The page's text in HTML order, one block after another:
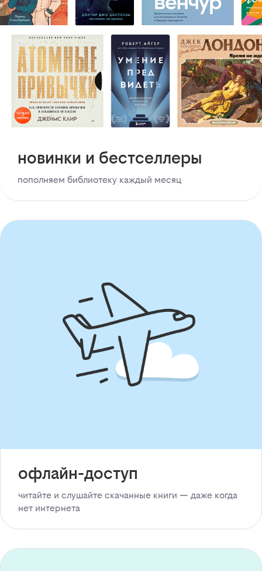
новинки и бестселлеры
пополняем библиотеку каждый месяц
офлайн-доступ
читайте и слушайте скачанные книги — даже когда
нет интернета